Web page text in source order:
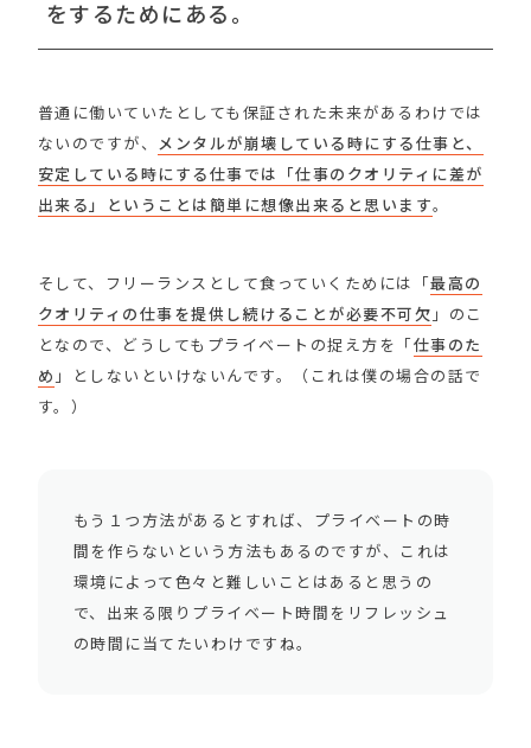
をするためにある。
普通に働いていたとしても保証された未来があるわけでは
ないのですが、 メンタルが崩壊している時にする仕事と、
安定している時にする仕事では「仕事のクオリティに差が
出来る」ということは簡単に想像出来ると思います。
そして、フリーランスとして食っていくためには「最高の
クオリティの仕事を提供し続けることが必要不可欠 」のこ
となので、どうしてもプライベートの捉え方を「仕事のた
め 」としないといけないんです。（これは僕の場合の話で
す。）
もう１つ方法があるとすれば、プライベートの時
間を作らないという方法もあるのですが、これは
環境によって色々と難しいことはあると思うの
で、出来る限りプライベート時間をリフレッシュ
の時間に当てたいわけですね。